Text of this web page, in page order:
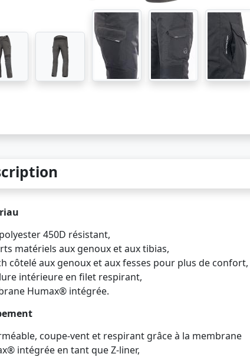
450D résistant,
matériels aux genoux et aux tibias,
côtelé aux genoux et aux fesses pour plus de confort,
intérieure en filet respirant,
Humax® intégrée.
coupe-vent et respirant grâce à la membrane
intégrée en tant que Z-liner,